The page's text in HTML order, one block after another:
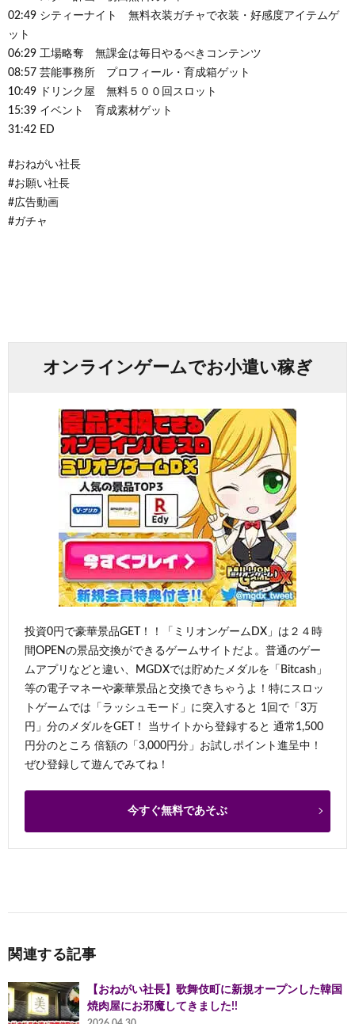
02:49 シティーナイト 無料衣装ガチャで衣装・好感度アイテムゲ
ット
06:29 工場略奪 無課金は毎日やるべきコンテンツ
08:57 芸能事務所 プロフィール・育成箱ゲット
10:49 ドリンク屋 無料５００回スロット
15:39 イベント 育成素材ゲット
31:42 ED
#おねがい社長
#お願い社長
#広告動画
#ガチャ
オンラインゲームでお小遣い稼ぎ
投資0円で豪華景品GET！！「ミリオンゲームDX」は２４時
間OPENの景品交換ができるゲームサイトだよ。普通のゲー
ムアプリなどと違い、MGDXでは貯めたメダルを「Bitcash」
等の電子マネーや豪華景品と交換できちゃうよ！特にスロッ
トゲームでは「ラッシュモード」に突入すると 1回で「3万
円」分のメダルをGET！ 当サイトから登録すると 通常1,500
円分のところ 倍額の「3,000円分」お試しポイント進呈中！
ぜひ登録して遊んでみてね！
今すぐ無料であそぶ
関連する記事
【おねがい社長】歌舞伎町に新規オープンした韓国
焼肉屋にお邪魔してきました!!